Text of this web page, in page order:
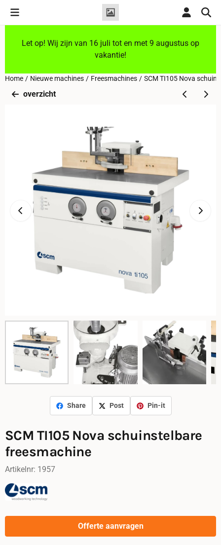
Cookievoorkeuren zijn momenteel gesloten.
Let op! Wij zijn van 16 juli tot en met 9 augustus op
vakantie!
Home / Nieuwe machines / Freesmachines / SCM TI105 Nova
overzicht
Share Post Pin-it
SCM TI105 Nova schuinstelbare
freesmachine
Artikelnr: 1957
Offerte aanvragen